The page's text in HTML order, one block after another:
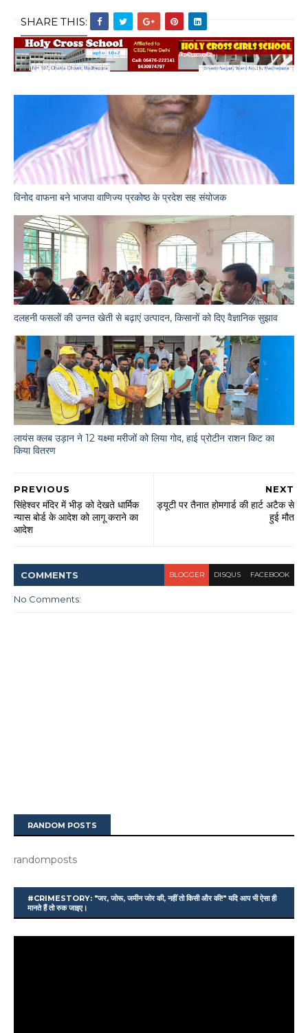
SHARE THIS:
विनोद वाफना बने भाजपा वाणिज्य प्रकोष्ठ के प्रदेश सह संयोजक
दलहनी फसलों की उन्नत खेती से बढ़ाएं उत्पादन, किसानों को दिए वैज्ञानिक सुझाव
लायंस क्लब उड़ान ने 12 यक्ष्मा मरीजों को लिया गोद, हाई प्रोटीन राशन किट का
किया वितरण
NEXT
ड्यूटी पर तैनात होमगार्ड की हार्ट अटैक से
हुई मौत
PREVIOUS
सिंहेश्वर मंदिर में भीड़ को देखते धार्मिक
न्यास बोर्ड के आदेश को लागू कराने का
आदेश
COMMENTS BLOGGER DISQUS FACEBOOK
No Comments:
RANDOM POSTS
randomposts
#CRIMESTORY: "जर, जोरू, जमीन जोर की, नहीं तो किसी और की!" यदि आप भी ऐसा ही
मानते हैं तो रुक जाइए।